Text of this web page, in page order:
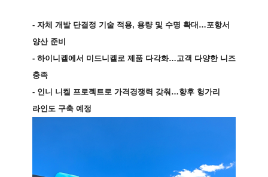
- 자체 개발 단결정 기술 적용, 용량 및 수명 확대 …포항서
양산 준비
- 하이니켈에서 미드니켈로 제품 다각화…고객 다양한 니즈
충족
- 인니 니켈 프로젝트로 가격경쟁력 갖춰 …향후 헝가리
라인도 구축 예정